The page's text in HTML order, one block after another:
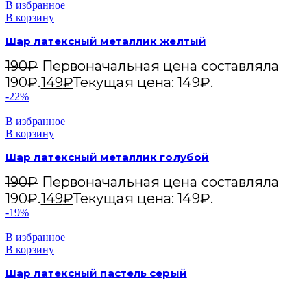
В избранное
В корзину
Шар латексный металлик желтый
190₽ Первоначальная цена составляла
190₽.149₽Текущая цена: 149₽.
-22%
В избранное
В корзину
Шар латексный металлик голубой
190₽ Первоначальная цена составляла
190₽.149₽Текущая цена: 149₽.
-19%
В избранное
В корзину
Шар латексный пастель серый